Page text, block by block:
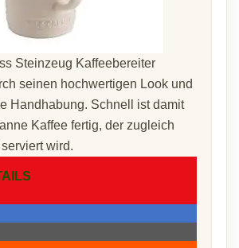
Steinzeug Kaffeebereiter
seinen hochwertigen Look und
Handhabung. Schnell ist damit
Kaffee fertig, der zugleich
wird.